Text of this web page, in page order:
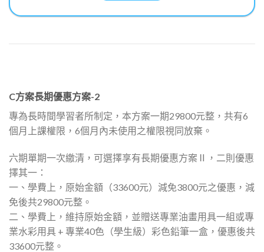
C方案長期優惠方案-2
專為長時間學習者所制定，本方案一期29800元整，共有6
個月上課權限，6個月內未使用之權限視同放棄。
六期單期一次繳清，可選擇享有長期優惠方案Ⅱ，二則優惠
擇其一：
一、學費上，原始金額（33600元）減免3800元之優惠，減
免後共29800元整。
二、學費上，維持原始金額，並贈送專業油畫用具一組或專
業水彩用具 + 專業40色（學生級）彩色鉛筆一盒，優惠後共
33600元整。